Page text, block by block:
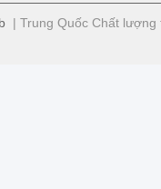
| Trung Quốc Chất